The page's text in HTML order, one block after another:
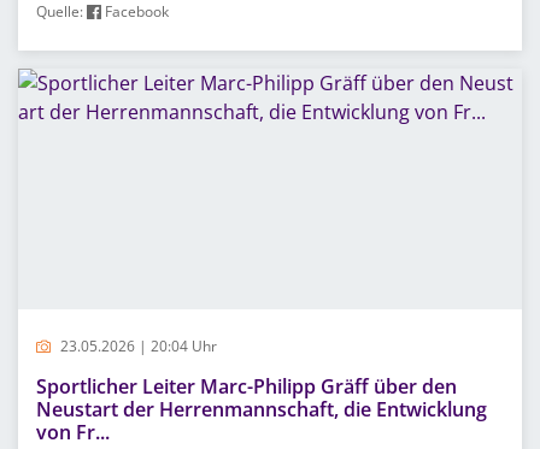
Quelle: Facebook
23.05.2026 | 20:04 Uhr
Sportlicher Leiter Marc-Philipp Gräff über den
Neustart der Herrenmannschaft, die Entwicklung
von Fr...